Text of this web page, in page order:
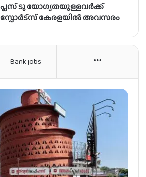
പ്ലസ് ടു യോഗ്യതയുള്ളവർക്ക്
സ്പോർട്‌സ് കേരളയിൽ അവസരം
Bank jobs